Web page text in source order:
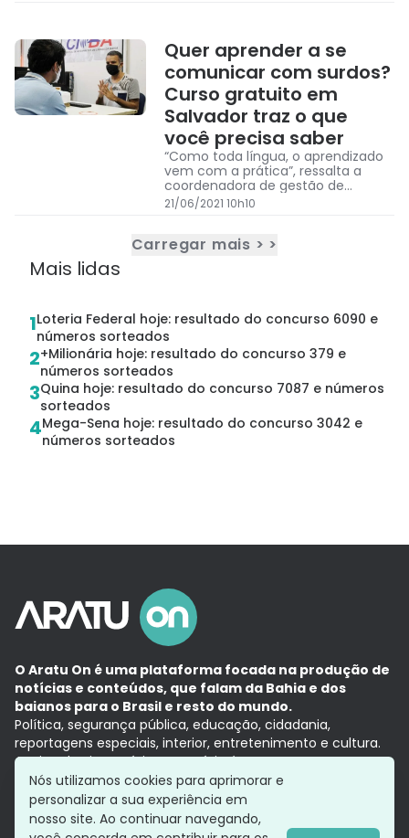
Quer aprender a se
comunicar com surdos?
Curso gratuito em
Salvador traz o que
você precisa saber
“Como toda língua, o aprendizado
vem com a prática”, ressalta a
coordenadora de gestão de
projetos UPCD da Central de Libras
de Salvador, Luana Rodrigues.
21/06/2021 10h10
Carregar mais > >
Mais lidas
1Loteria Federal hoje: resultado do concurso 6090 e
números sorteados
2+Milionária hoje: resultado do concurso 379 e
números sorteados
3Quina hoje: resultado do concurso 7087 e números
sorteados
4Mega-Sena hoje: resultado do concurso 3042 e
números sorteados
O Aratu On é uma plataforma focada na produção de
notícias e conteúdos, que falam da Bahia e dos
baianos para o Brasil e resto do mundo.
Política, segurança pública, educação, cidadania,
reportagens especiais, interior, entretenimento e cultura.
Aqui, tudo vira notícia e a notícia é no tempo presente,
com a credibilidade do Grupo Aratu.
Grupo Aratu
Política de privacidade
Nós utilizamos cookies para aprimorar e
personalizar a sua experiência em
nosso site. Ao continuar navegando,